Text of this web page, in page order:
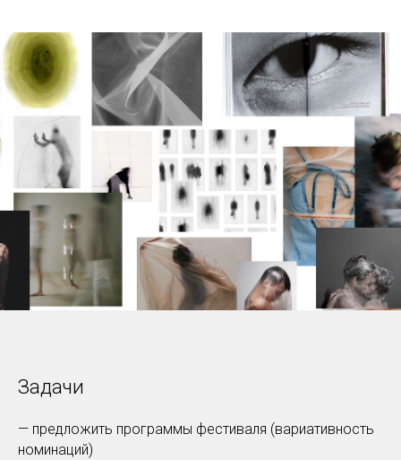
Задачи
— предложить программы фестиваля (вариативность
номинаций)